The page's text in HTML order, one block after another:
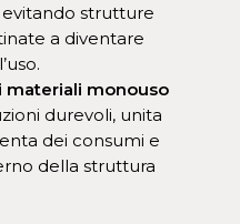
strutture
a diventare
materiali monouso
durevoli, unita
dei consumi e
della struttura